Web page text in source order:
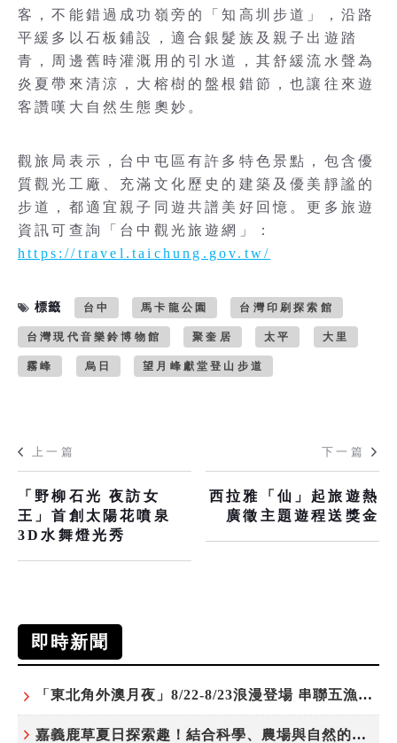
客，不能錯過成功嶺旁的「知高圳步道」，沿路
平緩多以石板鋪設，適合銀髮族及親子出遊踏
青，周邊舊時灌溉用的引水道，其舒緩流水聲為
炎夏帶來清涼，大榕樹的盤根錯節，也讓往來遊
客讚嘆大自然生態奧妙。
觀旅局表示，台中屯區有許多特色景點，包含優
質觀光工廠、充滿文化歷史的建築及優美靜謐的
步道，都適宜親子同遊共譜美好回憶。更多旅遊
資訊可查詢「台中觀光旅遊網」：
https://travel.taichung.gov.tw/
標籤 台中 馬卡龍公園 台灣印刷探索館
台灣現代音樂鈴博物館 聚奎居 太平 大里
霧峰 烏日 望月峰獻堂登山步道
上一篇
「野柳石光 夜訪女
王」首創太陽花噴泉
3D水舞燈光秀
下一篇
西拉雅「仙」起旅遊熱
廣徵主題遊程送獎金
即時新聞
「東北角外澳月夜」8/22-8/23浪漫登場 串聯五漁村、音樂、市集、火舞與慢旅共度夏夜
嘉義鹿草夏日探索趣！結合科學、農場與自然的親子小旅行